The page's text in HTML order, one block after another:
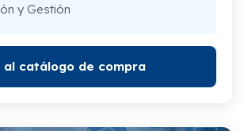
y Gestión
catálogo de compra